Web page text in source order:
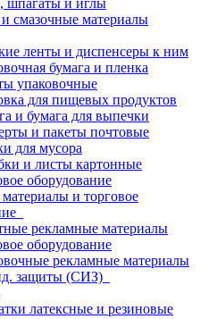
шпагаты и иглы
смазочные материалы
ленты и диспенсеры к ним
бумага и пленка
упаковочные
для пищевых продуктов
и бумага для выпечки
и пакеты почтовые
для мусора
и листы картонные
оборудование
и торговое
рекламные материалы
оборудование
рекламные материалы
защиты (СИЗ)
латексные и резиновые